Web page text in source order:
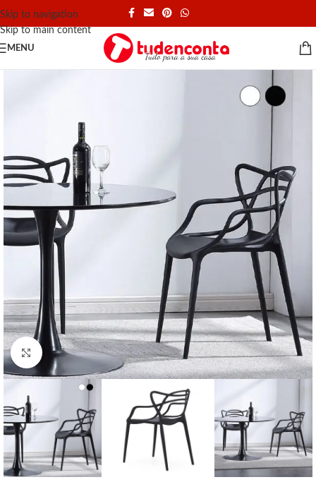
Skip to navigation
Skip to main content
MENU
Click para aumentar